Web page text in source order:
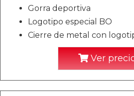
Gorra deportiva
Logotipo especial BO
Cierre de metal con
Ver